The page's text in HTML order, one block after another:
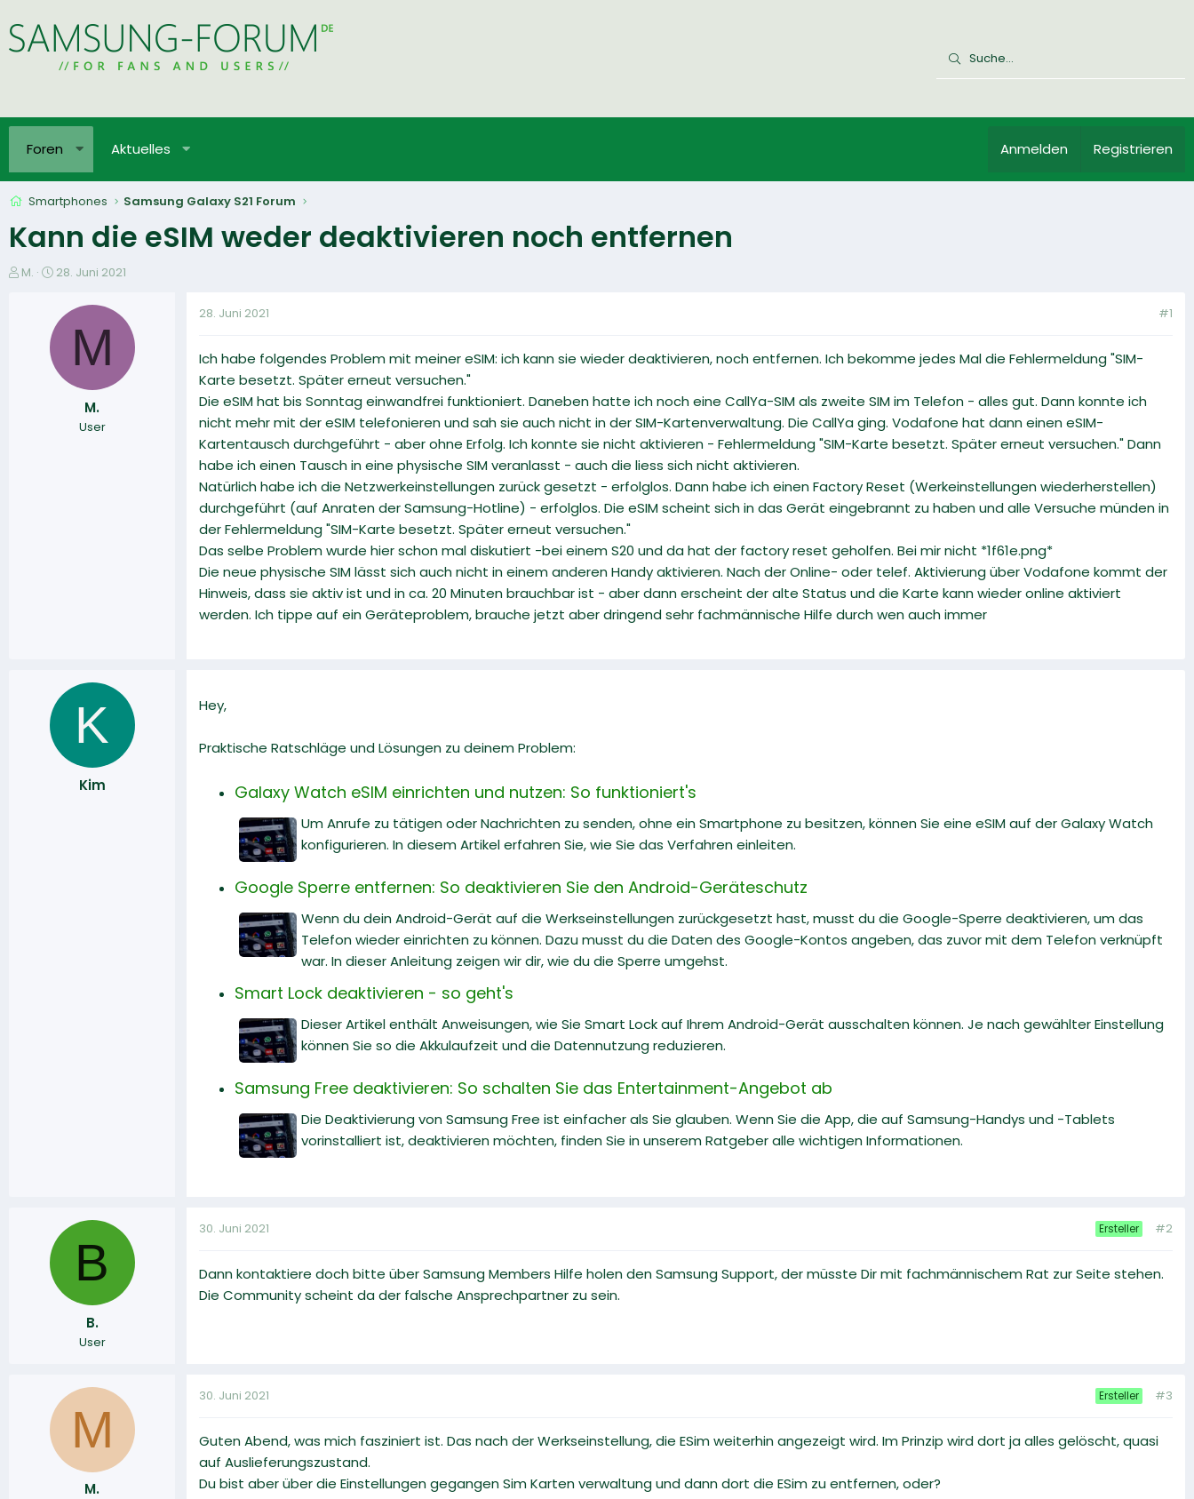
Foren Aktuelles Anmelden Registrieren
Smartphones Samsung Galaxy S21 Forum
Kann die eSIM weder deaktivieren noch entfernen
E
M.
E
t
l
28. Juni 2021
M
M.
User
28. Juni 2021 #1
Ich habe folgendes Problem mit meiner eSIM: ich kann sie wieder deaktivieren, noch entfernen. Ich bekomme jedes Mal die Fehlermeldung "SIM-
Karte besetzt. Später erneut versuchen."
Die eSIM hat bis Sonntag einwandfrei funktioniert. Daneben hatte ich noch eine CallYa-SIM als zweite SIM im Telefon - alles gut. Dann konnte ich
nicht mehr mit der eSIM telefonieren und sah sie auch nicht in der SIM-Kartenverwaltung. Die CallYa ging. Vodafone hat dann einen eSIM-
Kartentausch durchgeführt - aber ohne Erfolg. Ich konnte sie nicht aktivieren - Fehlermeldung "SIM-Karte besetzt. Später erneut versuchen." Dann
habe ich einen Tausch in eine physische SIM veranlasst - auch die liess sich nicht aktivieren.
Natürlich habe ich die Netzwerkeinstellungen zurück gesetzt - erfolglos. Dann habe ich einen Factory Reset (Werkeinstellungen wiederherstellen)
durchgeführt (auf Anraten der Samsung-Hotline) - erfolglos. Die eSIM scheint sich in das Gerät eingebrannt zu haben und alle Versuche münden in
der Fehlermeldung "SIM-Karte besetzt. Später erneut versuchen."
Das selbe Problem wurde hier schon mal diskutiert -bei einem S20 und da hat der factory reset geholfen. Bei mir nicht *1f61e.png*
Die neue physische SIM lässt sich auch nicht in einem anderen Handy aktivieren. Nach der Online- oder telef. Aktivierung über Vodafone kommt der
Hinweis, dass sie aktiv ist und in ca. 20 Minuten brauchbar ist - aber dann erscheint der alte Status und die Karte kann wieder online aktiviert
werden. Ich tippe auf ein Geräteproblem, brauche jetzt aber dringend sehr fachmännische Hilfe durch wen auch immer
K
Kim
Hey,
Praktische Ratschläge und Lösungen zu deinem Problem:
Galaxy Watch eSIM einrichten und nutzen: So funktioniert's
Um Anrufe zu tätigen oder Nachrichten zu senden, ohne ein Smartphone zu besitzen, können Sie eine eSIM auf der Galaxy Watch
konfigurieren. In diesem Artikel erfahren Sie, wie Sie das Verfahren einleiten.
Google Sperre entfernen: So deaktivieren Sie den Android-Geräteschutz
Wenn du dein Android-Gerät auf die Werkseinstellungen zurückgesetzt hast, musst du die Google-Sperre deaktivieren, um das
Telefon wieder einrichten zu können. Dazu musst du die Daten des Google-Kontos angeben, das zuvor mit dem Telefon verknüpft
war. In dieser Anleitung zeigen wir dir, wie du die Sperre umgehst.
Smart Lock deaktivieren - so geht's
Dieser Artikel enthält Anweisungen, wie Sie Smart Lock auf Ihrem Android-Gerät ausschalten können. Je nach gewählter Einstellung
können Sie so die Akkulaufzeit und die Datennutzung reduzieren.
Samsung Free deaktivieren: So schalten Sie das Entertainment-Angebot ab
Die Deaktivierung von Samsung Free ist einfacher als Sie glauben. Wenn Sie die App, die auf Samsung-Handys und -Tablets
vorinstalliert ist, deaktivieren möchten, finden Sie in unserem Ratgeber alle wichtigen Informationen.
B
B.
User
30. Juni 2021 Ersteller #2
Dann kontaktiere doch bitte über Samsung Members Hilfe holen den Samsung Support, der müsste Dir mit fachmännischem Rat zur Seite stehen.
Die Community scheint da der falsche Ansprechpartner zu sein.
M
M.
30. Juni 2021 Ersteller #3
Guten Abend, was mich fasziniert ist. Das nach der Werkseinstellung, die ESim weiterhin angezeigt wird. Im Prinzip wird dort ja alles gelöscht, quasi
auf Auslieferungszustand.
Du bist aber über die Einstellungen gegangen Sim Karten verwaltung und dann dort die ESim zu entfernen, oder?